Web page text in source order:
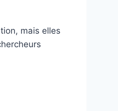
mais elles